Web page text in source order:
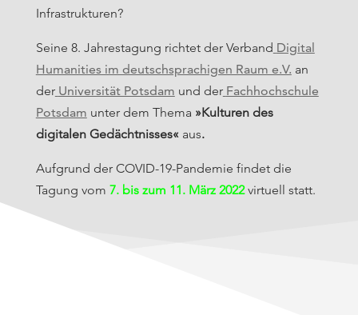
Infrastrukturen?
Seine 8. Jahrestagung richtet der Verband Digital
Humanities im deutschsprachigen Raum e.V. an
der Universität Potsdam und der Fachhochschule
Potsdam unter dem Thema »Kulturen des
digitalen Gedächtnisses«aus.
Aufgrund der COVID-19-Pandemie findet die
Tagung vom 7. bis zum 11. März 2022 virtuell statt.